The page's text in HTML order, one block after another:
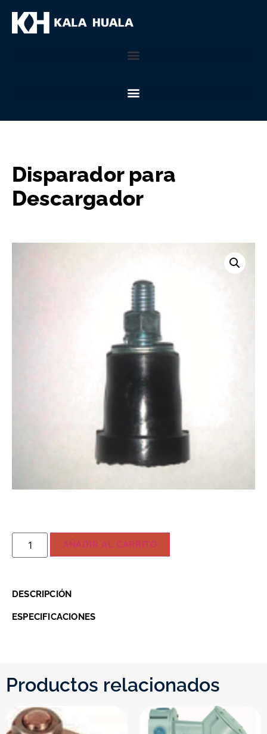
Disparador para
Descargador
AÑADIR AL CARRITO
DESCRIPCIÓN
ESPECIFICACIONES
Productos relacionados